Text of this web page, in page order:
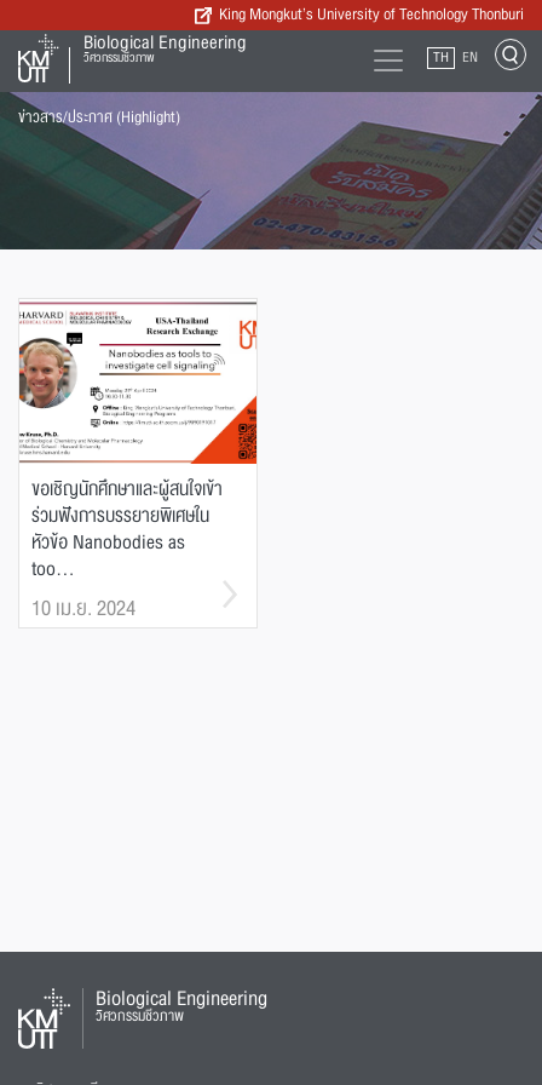
King Mongkut’s University of Technology Thonburi
Biological Engineering
วิศวกรรมชีวภาพ TH EN
ข่าวสาร/ประกาศ (Highlight)
ขอเชิญนักศึกษาและผู้สนใจเข้า
ร่วมฟังการบรรยายพิเศษใน
หัวข้อ Nanobodies as
too...
10 เม.ย. 2024
Biological Engineering
วิศวกรรมชีวภาพ